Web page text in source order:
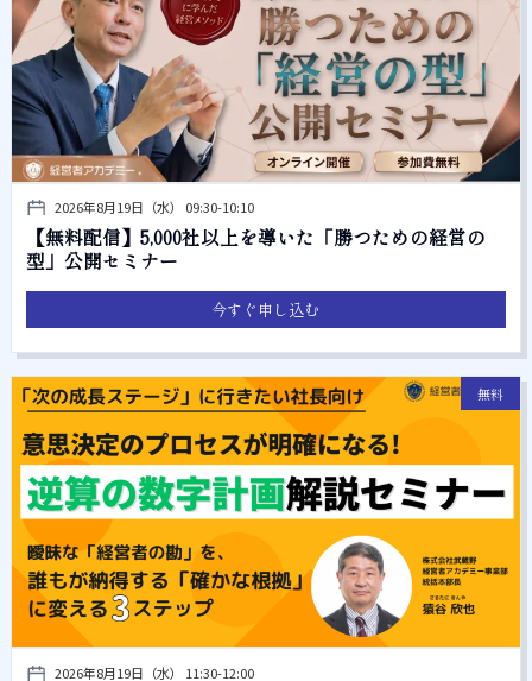
2026年8月19日（水） 09:30-10:10
【無料配信】5,000社以上を導いた「勝つための経営の
型」公開セミナー
今すぐ申し込む
無料
2026年8月19日（水） 11:30-12:00